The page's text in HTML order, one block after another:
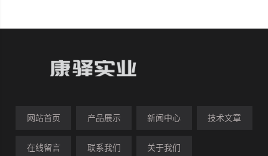
网站首页 产品展示 新闻中心 技术文章
在线留言 联系我们 关于我们